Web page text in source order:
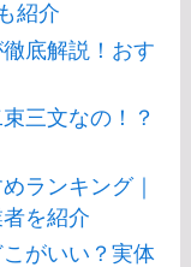
紹介
徹底解説！おす
三文なの！？
ランキング｜
を紹介
こがいい？実体